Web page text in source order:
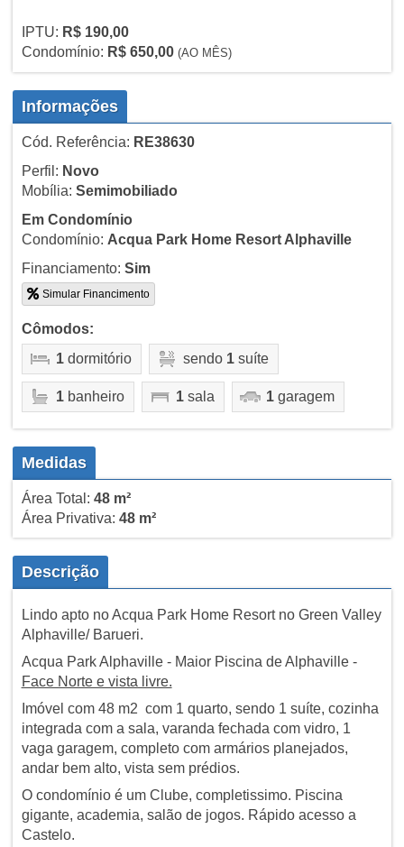
IPTU: R$ 190,00
Condomínio: R$ 650,00 (AO MÊS)
Informações
Cód. Referência: RE38630
Perfil: Novo
Mobília: Semimobiliado
Em Condomínio
Condomínio: Acqua Park Home Resort Alphaville
Financiamento: Sim
Simular Financimento
Cômodos:
1dormitório sendo 1suíte
1banheiro 1sala 1garagem
Medidas
Área Total: 48 m²
Área Privativa: 48 m²
Descrição
Lindo apto no Acqua Park Home Resort no Green Valley
Alphaville/ Barueri.
Acqua Park Alphaville - Maior Piscina de Alphaville -
Face Norte e vista livre.
Imóvel com 48 m2 com 1 quarto, sendo 1 suíte, cozinha
integrada com a sala, varanda fechada com vidro, 1
vaga garagem, completo com armários planejados,
andar bem alto, vista sem prédios.
O condomínio é um Clube, completissimo. Piscina
gigante, academia, salão de jogos. Rápido acesso a
Castelo.